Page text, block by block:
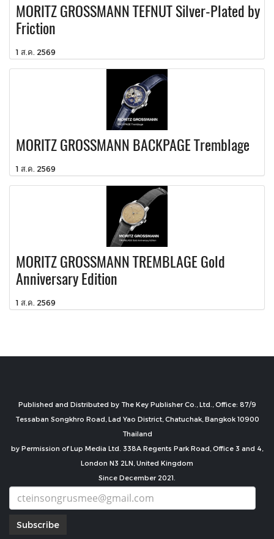
MORITZ GROSSMANN TEFNUT Silver-Plated by
Friction
1 ส.ค. 2569
MORITZ GROSSMANN BACKPAGE Tremblage
1 ส.ค. 2569
MORITZ GROSSMANN TREMBLAGE Gold
Anniversary Edition
1 ส.ค. 2569
Published and Distributed by The Key Publisher Co., Ltd., Office: 87/9
Tessaban Songkhro Road, Lad Yao District, Chatuchak, Bangkok 10900
Thailand
by Permission of Lup Media Ltd. 338A Regents Park Road, Office 3 and 4,
London N3 2LN, United Kingdom
Since December 2021.
Subscribe